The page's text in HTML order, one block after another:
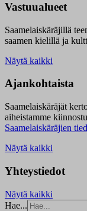
Vastuualueet
Saamelaiskäräjillä t
saamen kielillä ja
Näytä kaikki
Ajankohtaista
Saamelaiskäräjät
aiheistamme
Saamelaiskäräjien
Näytä kaikki
Yhteystiedot
Näytä kaikki
Hae...